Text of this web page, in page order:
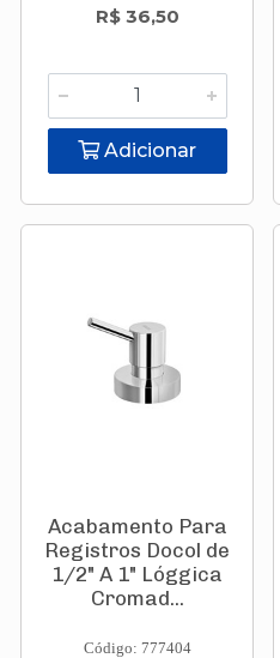
R$ 36,50
Adicionar
Acabamento Para
Registros Docol de
1/2" A 1" Lóggica
Cromad...
Código: 777404